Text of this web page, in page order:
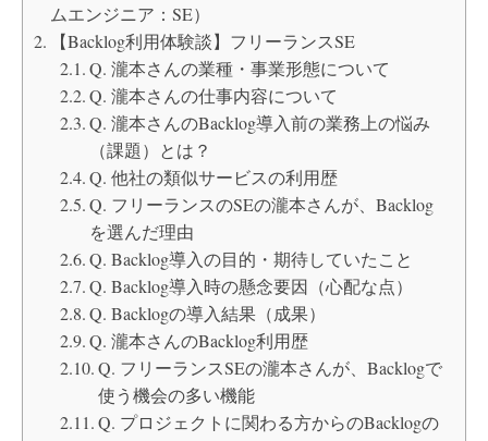
ムエンジニア：SE）
【Backlog利用体験談】フリーランスSE
Q. 瀧本さんの業種・事業形態について
Q. 瀧本さんの仕事内容について
Q. 瀧本さんのBacklog導入前の業務上の悩み
（課題）とは？
Q. 他社の類似サービスの利用歴
Q. フリーランスのSEの瀧本さんが、Backlog
を選んだ理由
Q. Backlog導入の目的・期待していたこと
Q. Backlog導入時の懸念要因（心配な点）
Q. Backlogの導入結果（成果）
Q. 瀧本さんのBacklog利用歴
Q. フリーランスSEの瀧本さんが、Backlogで
使う機会の多い機能
Q. プロジェクトに関わる方からのBacklogの